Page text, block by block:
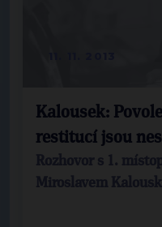
Kalousek:
restitucí jsou
Rozhovor s 1.
Miroslavem